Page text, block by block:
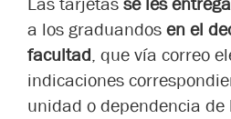
a los graduandos en el
facultad, que vía correo
indicaciones
unidad o dependencia de